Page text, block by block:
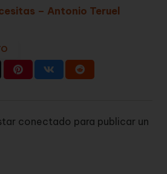
– Antonio Teruel
conectado para publicar un